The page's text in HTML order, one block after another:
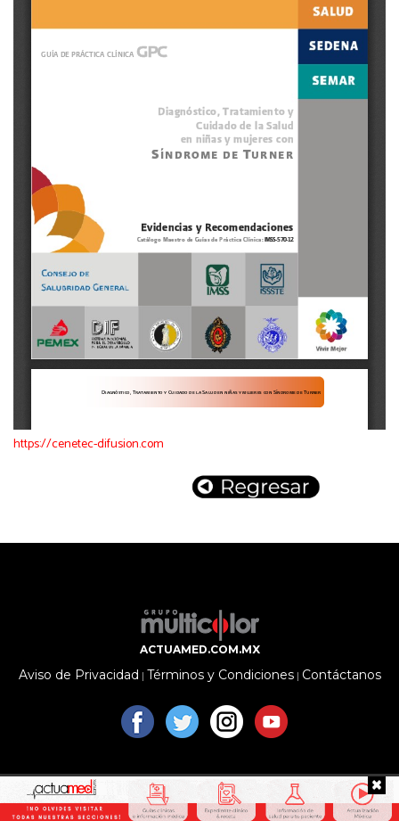
https://cenetec-difusion.com
ACTUAMED.COM.MX
Aviso de Privacidad | Términos y Condiciones | Contáctanos
Copyright © 2026 Editorial Multicolor S.A.P.I. de C.V. Todos los
derechos reservados.